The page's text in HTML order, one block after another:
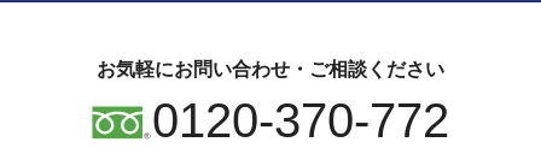
お気軽にお問い合わせ・ご相談ください
0120-370-772